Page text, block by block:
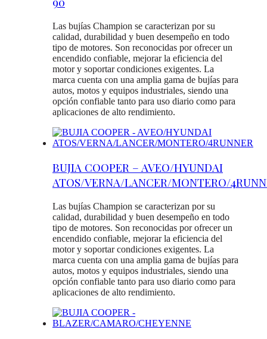
Las bujías Champion se caracterizan por su
calidad, durabilidad y buen desempeño en todo
tipo de motores. Son reconocidas por ofrecer un
encendido confiable, mejorar la eficiencia del
motor y soportar condiciones exigentes. La
marca cuenta con una amplia gama de bujías para
autos, motos y equipos industriales, siendo una
opción confiable tanto para uso diario como para
aplicaciones de alto rendimiento.
BUJIA COOPER – AVEO/HYUNDAI
ATOS/VERNA/LANCER/MONTERO/
Las bujías Champion se caracterizan por su
calidad, durabilidad y buen desempeño en todo
tipo de motores. Son reconocidas por ofrecer un
encendido confiable, mejorar la eficiencia del
motor y soportar condiciones exigentes. La
marca cuenta con una amplia gama de bujías para
autos, motos y equipos industriales, siendo una
opción confiable tanto para uso diario como para
aplicaciones de alto rendimiento.